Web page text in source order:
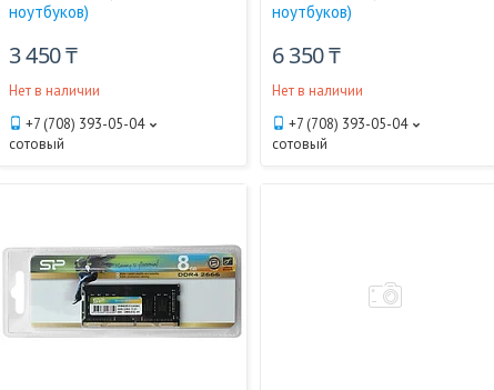
ноутбуков)
3 450 ₸
Нет в наличии
+7 (708) 393-05-04
сотовый
ноутбуков)
6 350 ₸
Нет в наличии
+7 (708) 393-05-04
сотовый